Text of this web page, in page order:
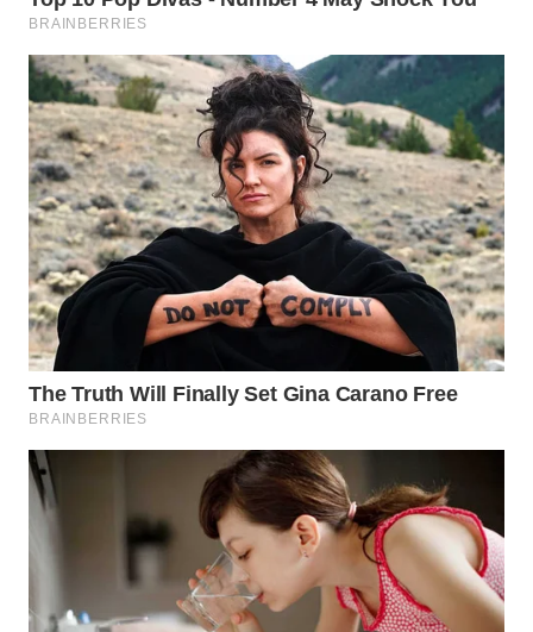
TAPANULI
TENGAH
WN DELI
SERDANG
WN
TEBING
TINGGI
WN
PAKPAK
WN
KARAWANG
BEKASI